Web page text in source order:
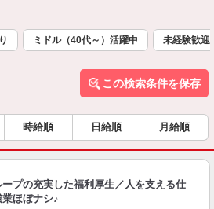
ミドル（40代～）活躍中 未経験歓迎
この検索条件を保存
時給順 日給順 月給順
ープの充実した福利厚生／人を支える仕
ほぼナシ♪